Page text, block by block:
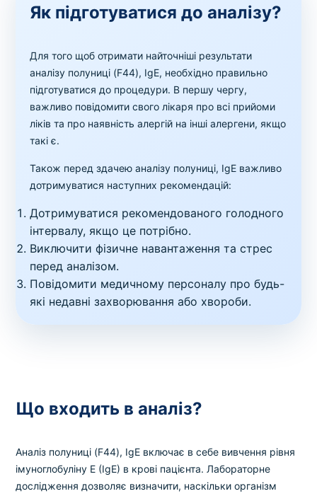
Як підготуватися до аналізу?
Для того щоб отримати найточніші результати
аналізу полуниці (F44), IgE, необхідно правильно
підготуватися до процедури. В першу чергу,
важливо повідомити свого лікаря про всі прийоми
ліків та про наявність алергій на інші алергени, якщо
такі є.
Також перед здачею аналізу полуниці, IgE важливо
дотримуватися наступних рекомендацій:
Дотримуватися рекомендованого голодного
інтервалу, якщо це потрібно.
Виключити фізичне навантаження та стрес
перед аналізом.
Повідомити медичному персоналу про будь-
які недавні захворювання або хвороби.
Що входить в аналіз?
Аналіз полуниці (F44), IgE включає в себе вивчення рівня
імуноглобуліну E (IgE) в крові пацієнта. Лабораторне
дослідження дозволяє визначити, наскільки організм